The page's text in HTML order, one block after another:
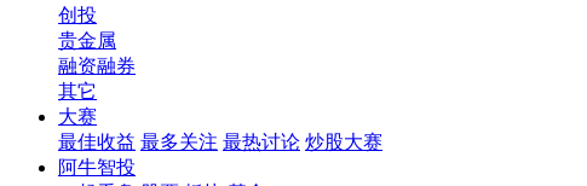
创投
贵金属
融资融券
其它
大赛
最佳收益 最多关注 最热讨论 炒股大赛
阿牛智投